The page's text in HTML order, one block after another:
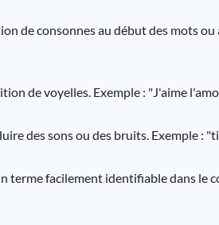
de consonnes au début des mots
de voyelles. Exemple : "J'aime
des sons ou des bruits. Exemple :
facilement identifiable dans le